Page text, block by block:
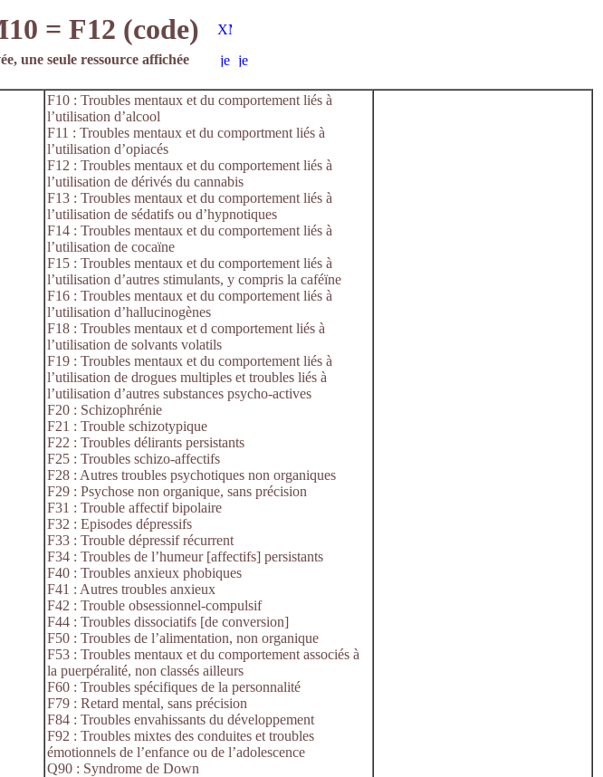
= F12 (code)
une seule ressource affichée
F10 : Troubles mentaux et du comportement liés à
l’utilisation d’alcool
F11 : Troubles mentaux et du comportment liés à
l’utilisation d’opiacés
F12 : Troubles mentaux et du comportement liés à
l’utilisation de dérivés du cannabis
F13 : Troubles mentaux et du comportement liés à
l’utilisation de sédatifs ou d’hypnotiques
F14 : Troubles mentaux et du comportement liés à
l’utilisation de cocaïne
F15 : Troubles mentaux et du comportement liés à
l’utilisation d’autres stimulants, y compris la caféïne
F16 : Troubles mentaux et du comportement liés à
l’utilisation d’hallucinogènes
F18 : Troubles mentaux et d comportement liés à
l’utilisation de solvants volatils
F19 : Troubles mentaux et du comportement liés à
l’utilisation de drogues multiples et troubles liés à
l’utilisation d’autres substances psycho-actives
F20 : Schizophrénie
F21 : Trouble schizotypique
F22 : Troubles délirants persistants
F25 : Troubles schizo-affectifs
F28 : Autres troubles psychotiques non organiques
F29 : Psychose non organique, sans précision
F31 : Trouble affectif bipolaire
F32 : Episodes dépressifs
F33 : Trouble dépressif récurrent
F34 : Troubles de l’humeur [affectifs] persistants
F40 : Troubles anxieux phobiques
F41 : Autres troubles anxieux
F42 : Trouble obsessionnel-compulsif
F44 : Troubles dissociatifs [de conversion]
F50 : Troubles de l’alimentation, non organique
F53 : Troubles mentaux et du comportement associés à
la puerpéralité, non classés ailleurs
F60 : Troubles spécifiques de la personnalité
F79 : Retard mental, sans précision
F84 : Troubles envahissants du développement
F92 : Troubles mixtes des conduites et troubles
émotionnels de l’enfance ou de l’adolescence
Q90 : Syndrome de Down